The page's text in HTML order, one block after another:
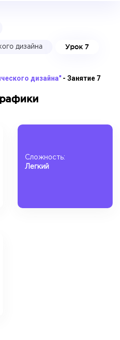
дизайна Урок 7
дизайна" - Занятие 7
Сложность:
Легкий